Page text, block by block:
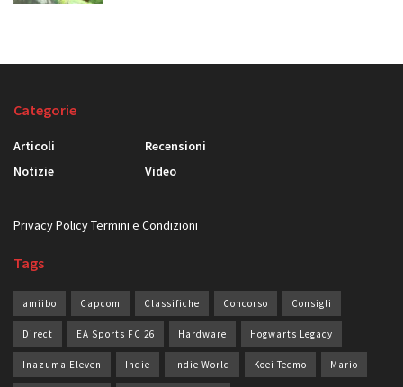
Categorie
Articoli
Notizie
Recensioni
Video
Privacy PolicyTermini e Condizioni
Tags
amiibo Capcom Classifiche Concorso Consigli
Direct EA Sports FC 26 Hardware Hogwarts Legacy
Inazuma Eleven Indie Indie World Koei-Tecmo Mario